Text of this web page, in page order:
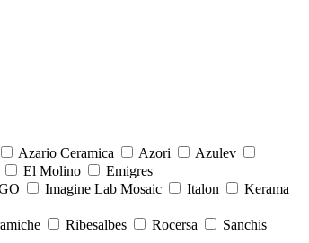
Azario Ceramica Azori
Azulev
El Molino
Emigres
Imagine Lab Mosaic Italon
Kerama
Ribesalbes Rocersa
Sanchis